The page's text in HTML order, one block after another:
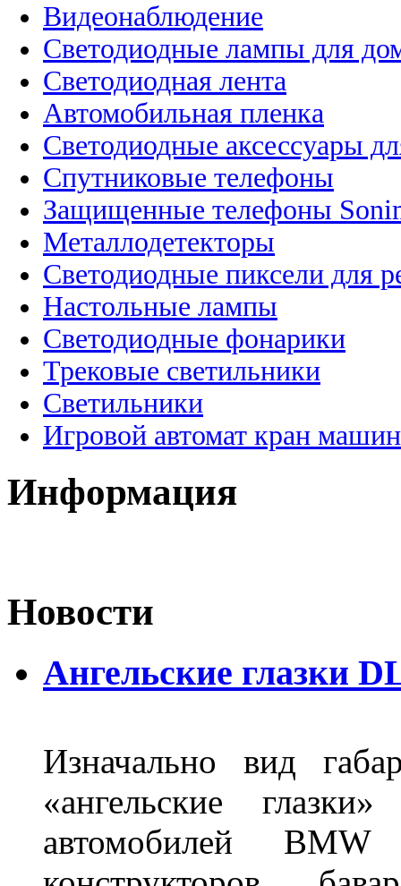
Видеонаблюдение
Светодиодные лампы для
Светодиодная лента
Автомобильная пленка
Светодиодные аксессуары
Спутниковые телефоны
Защищенные телефоны
Металлодетекторы
Светодиодные пиксели для
Настольные лампы
Светодиодные фонарики
Трековые светильники
Светильники
Игровой автомат кран
Информация
Новости
Ангельские глазки
Изначально вид
«ангельские
автомобилей